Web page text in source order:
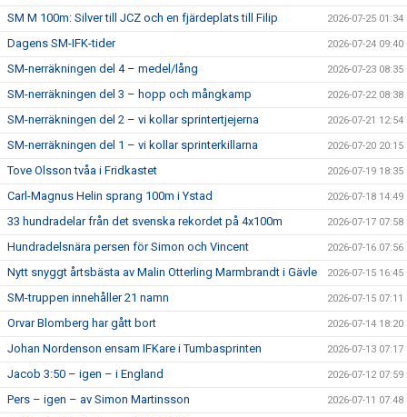
SM M 100m: Silver till JCZ och en fjärdeplats till Filip 2026-07-25 01:34
Dagens SM-IFK-tider 2026-07-24 09:40
SM-nerräkningen del 4 – medel/lång 2026-07-23 08:35
SM-nerräkningen del 3 – hopp och mångkamp 2026-07-22 08:38
SM-nerräkningen del 2 – vi kollar sprintertjejerna 2026-07-21 12:54
SM-nerräkningen del 1 – vi kollar sprinterkillarna 2026-07-20 20:15
Tove Olsson tvåa i Fridkastet 2026-07-19 18:35
Carl-Magnus Helin sprang 100m i Ystad 2026-07-18 14:49
33 hundradelar från det svenska rekordet på 4x100m 2026-07-17 07:58
Hundradelsnära persen för Simon och Vincent 2026-07-16 07:56
Nytt snyggt årtsbästa av Malin Otterling Marmbrandt i Gävle 2026-07-15 16:45
SM-truppen innehåller 21 namn 2026-07-15 07:11
Orvar Blomberg har gått bort 2026-07-14 18:20
Johan Nordenson ensam IFKare i Tumbasprinten 2026-07-13 07:17
Jacob 3:50 – igen – i England 2026-07-12 07:59
Pers – igen – av Simon Martinsson 2026-07-11 07:48